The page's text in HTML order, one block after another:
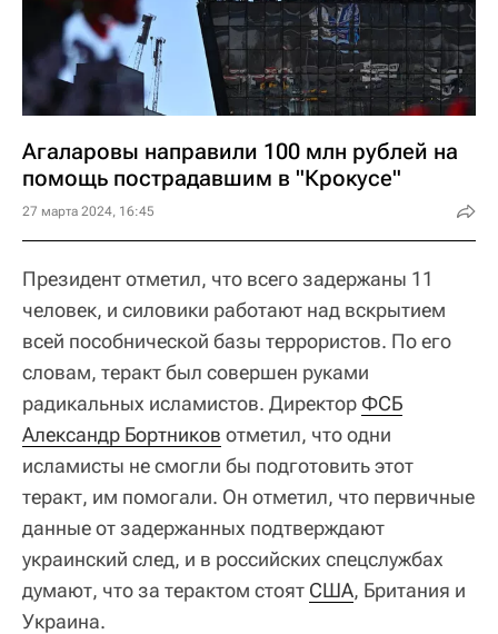
Агаларовы направили 100 млн рублей на
помощь пострадавшим в "Крокусе"
27 марта 2024, 16:45
Президент отметил, что всего задержаны 11
человек, и силовики работают над вскрытием
всей пособнической базы террористов. По его
словам, теракт был совершен руками
радикальных исламистов. Директор ФСБ
Александр Бортников отметил, что одни
исламисты не смогли бы подготовить этот
теракт, им помогали. Он отметил, что первичные
данные от задержанных подтверждают
украинский след, и в российских спецслужбах
думают, что за терактом стоят США, Британия и
Украина.